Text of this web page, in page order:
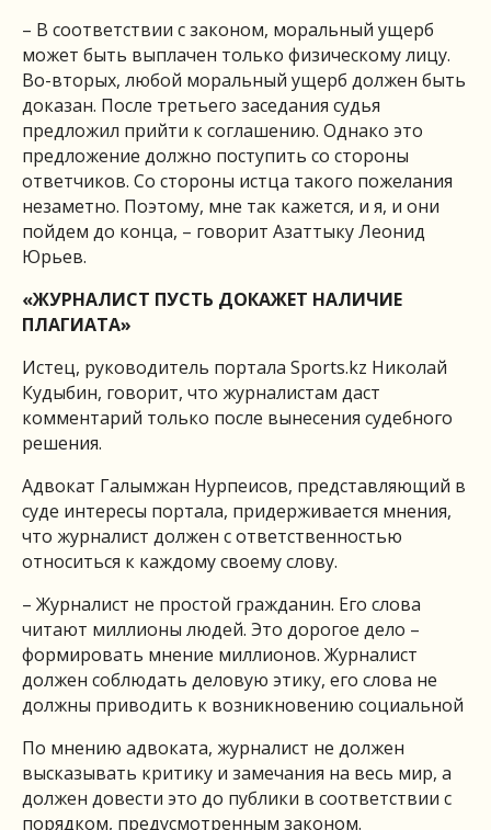
– В соответствии с законом, моральный ущерб
может быть выплачен только физическому лицу.
Во-вторых, любой моральный ущерб должен быть
доказан. После третьего заседания судья
предложил прийти к соглашению. Однако это
предложение должно поступить со стороны
ответчиков. Со стороны истца такого пожелания
незаметно. Поэтому, мне так кажется, и я, и они
пойдем до конца, – говорит Азаттыку Леонид
Юрьев.
«ЖУРНАЛИСТ ПУСТЬ ДОКАЖЕТ НАЛИЧИЕ
ПЛАГИАТА»
Истец, руководитель портала Sports.kz Николай
Кудыбин, говорит, что журналистам даст
комментарий только после вынесения судебного
решения.
Адвокат Галымжан Нурпеисов, представляющий в
суде интересы портала, придерживается мнения,
что журналист должен с ответственностью
относиться к каждому своему слову.
– Журналист не простой гражданин. Его слова
читают миллионы людей. Это дорогое дело –
формировать мнение миллионов. Журналист
должен соблюдать деловую этику, его слова не
должны приводить к возникновению социальной
По мнению адвоката, журналист не должен
высказывать критику и замечания на весь мир, а
должен довести это до публики в соответствии с
порядком, предусмотренным законом.